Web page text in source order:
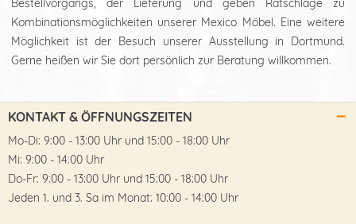
Kombinationsmöglichkeiten unserer Mexico Möbel. Eine weitere
Möglichkeit ist der Besuch unserer Ausstellung in Dortmund.
Gerne heißen wir Sie dort persönlich zur Beratung willkommen.
KONTAKT & ÖFFNUNGSZEITEN
Mo-Di: 9:00 - 13:00 Uhr und 15:00 - 18:00 Uhr
Mi: 9:00 - 14:00 Uhr
Do-Fr: 9:00 - 13:00 Uhr und 15:00 - 18:00 Uhr
Jeden 1. und 3. Sa im Monat: 10:00 - 14:00 Uhr